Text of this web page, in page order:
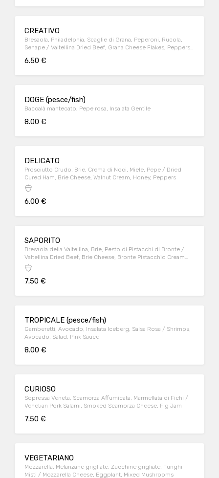
CREATIVO
Bresaola, Philadelphia, Scaglie di Grana, Peperoni, Rucola,
Senape / Valtellina Dried Beef, Grana Cheese Flakes, Peppers
6.50 €
DOGE (pesce/fish)
Baccalà mantecato, Pepe rosa, Insalata Gentile
8.00 €
DELICATO
Prosciutto Crudo. Brie, Crema di Noci, Miele, Pepe / Dried
Cured Ham, Brie Cheese, Walnut Cream, Honey, Peppers
6.00 €
SAPORITO
Bresaola della Valtellina, Brie, Pesto di Pistacchi di Bronte /
Valtellina Dried Beef, Brie Cheese, Bronte Pistacchio Cream
Sauce
7.50 €
TROPICALE (pesce/fish)
Gamberetti, Avocado, Insalata Iceberg, Salsa Rosa / Shrimps,
Avocado, Salad, Pink Sauce
8.00 €
CURIOSO
Sopressa Veneta, Scamorza Affumicata, Marmellata di Fichi /
Venetian Pork Salami, Smoked Scamorza Cheese, Fig Jam
7.50 €
VEGETARIANO
Mozzarella, Melanzane grigliate, Zucchine grigliate, Funghi
Misti / Mozzarella Cheese, Eggplant, Mixed Mushrooms